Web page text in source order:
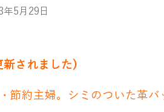
年5月29日
されました)
節約主婦。シミのついた革